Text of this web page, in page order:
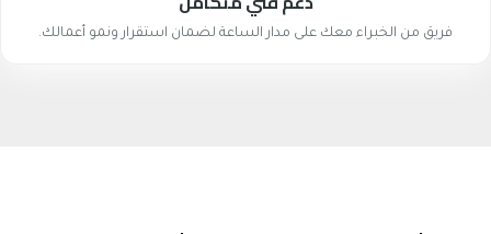
فريق من الخبراء معك على مدار الساعة لضمان استقرار ونمو أعمالك.